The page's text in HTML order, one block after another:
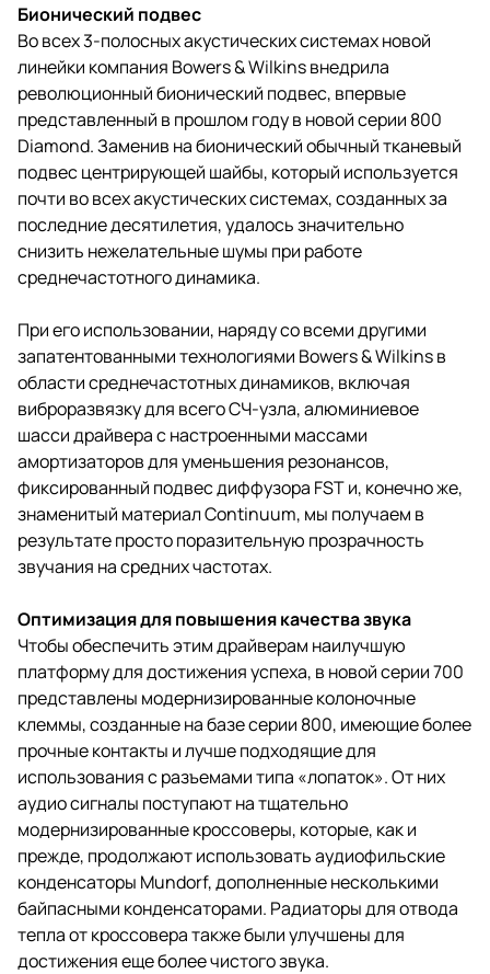
Бионический подвес
Во всех 3-полосных акустических системах новой
линейки компания Bowers & Wilkins внедрила
революционный бионический подвес, впервые
представленный в прошлом году в новой серии 800
Diamond. Заменив на бионический обычный тканевый
подвес центрирующей шайбы, который используется
почти во всех акустических системах, созданных за
последние десятилетия, удалось значительно
снизить нежелательные шумы при работе
среднечастотного динамика.
При его использовании, наряду со всеми другими
запатентованными технологиями Bowers & Wilkins в
области среднечастотных динамиков, включая
виброразвязку для всего СЧ-узла, алюминиевое
шасси драйвера с настроенными массами
амортизаторов для уменьшения резонансов,
фиксированный подвес диффузора FST и, конечно же,
знаменитый материал Continuum, мы получаем в
результате просто поразительную прозрачность
звучания на средних частотах.
Оптимизация для повышения качества звука
Чтобы обеспечить этим драйверам наилучшую
платформу для достижения успеха, в новой серии 700
представлены модернизированные колоночные
клеммы, созданные на базе серии 800, имеющие более
прочные контакты и лучше подходящие для
использования с разъемами типа «лопаток». От них
аудио сигналы поступают на тщательно
модернизированные кроссоверы, которые, как и
прежде, продолжают использовать аудиофильские
конденсаторы Mundorf, дополненные несколькими
байпасными конденсаторами. Радиаторы для отвода
тепла от кроссовера также были улучшены для
достижения еще более чистого звука.